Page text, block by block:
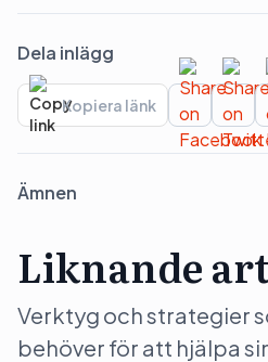
Dela inlägg
Kopiera länk
Ämnen
Liknande
Verktyg och strategier
behöver för att hjälpa